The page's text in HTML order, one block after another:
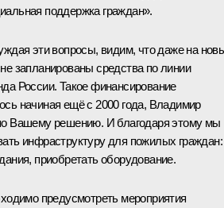
поддержка граждан».
эти вопросы, видим, что даже на
запланированы средства по линии
России. Такое финансирование
начиная ещё с 2000 года, Владимир
Вашему решению. И благодаря этому мы
инфраструктуру для пожилых граждан:
приобретать оборудование.
предусмотреть мероприятия